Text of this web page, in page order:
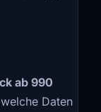
ab 990
Daten